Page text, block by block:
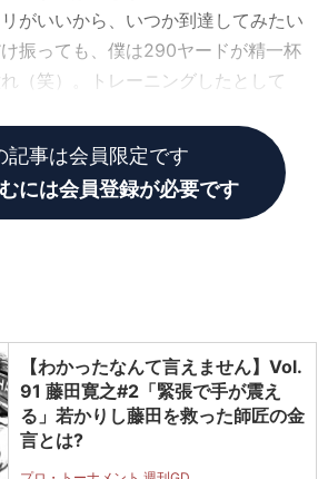
がいいから、いつか到達してみたい
振っても、僕は290ヤードが精一杯
（笑）。トレーニングしたとして
記事は会員限定です
には会員登録が必要です
【わかったなんて言えません】Vol.
91 藤田寛之#2「緊張で手が震え
る」若かりし藤田を救った師匠の金
言とは?